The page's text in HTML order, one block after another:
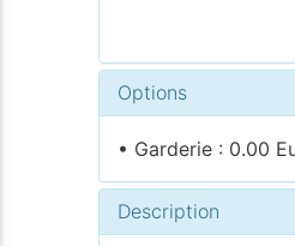
Options
• Garderie : 0.00
Description